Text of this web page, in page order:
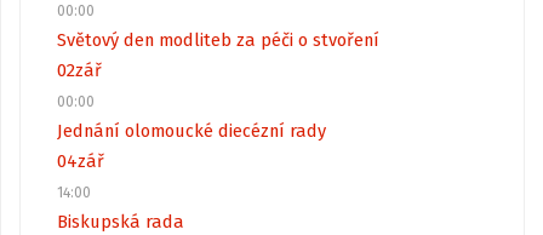
00:00
Světový den modliteb za péči o stvoření
02zář
00:00
Jednání olomoucké diecézní rady
04zář
14:00
Biskupská rada